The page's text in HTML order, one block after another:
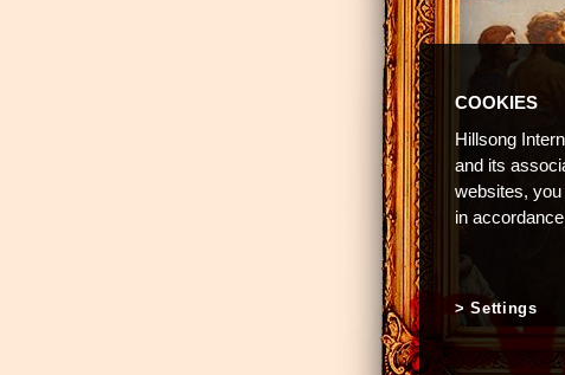
COOKIES
Hillsong
and its
websites,
in
Settings